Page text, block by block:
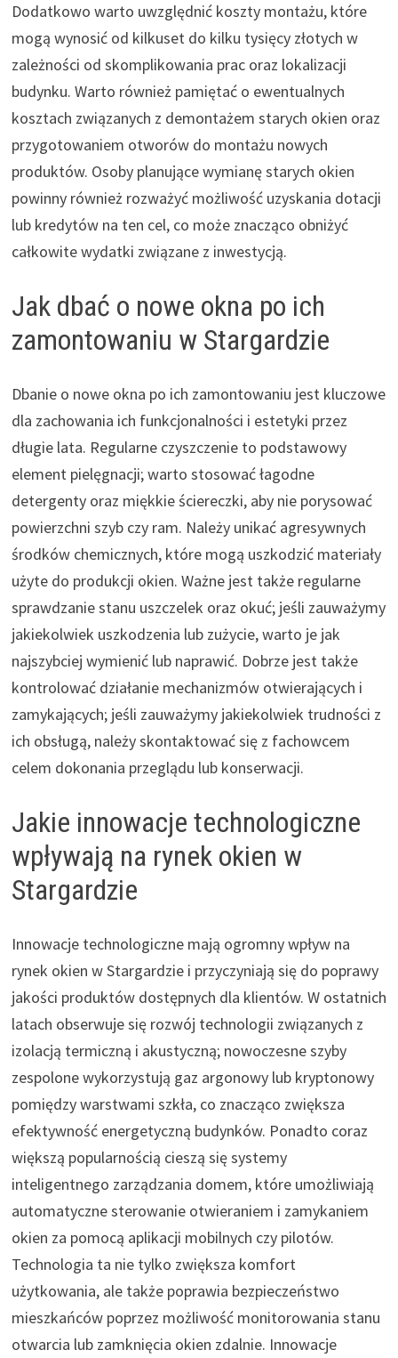
Dodatkowo warto uwzględnić koszty montażu, które
mogą wynosić od kilkuset do kilku tysięcy złotych w
zależności od skomplikowania prac oraz lokalizacji
budynku. Warto również pamiętać o ewentualnych
kosztach związanych z demontażem starych okien oraz
przygotowaniem otworów do montażu nowych
produktów. Osoby planujące wymianę starych okien
powinny również rozważyć możliwość uzyskania dotacji
lub kredytów na ten cel, co może znacząco obniżyć
całkowite wydatki związane z inwestycją.
Jak dbać o nowe okna po ich
zamontowaniu w Stargardzie
Dbanie o nowe okna po ich zamontowaniu jest kluczowe
dla zachowania ich funkcjonalności i estetyki przez
długie lata. Regularne czyszczenie to podstawowy
element pielęgnacji; warto stosować łagodne
detergenty oraz miękkie ściereczki, aby nie porysować
powierzchni szyb czy ram. Należy unikać agresywnych
środków chemicznych, które mogą uszkodzić materiały
użyte do produkcji okien. Ważne jest także regularne
sprawdzanie stanu uszczelek oraz okuć; jeśli zauważymy
jakiekolwiek uszkodzenia lub zużycie, warto je jak
najszybciej wymienić lub naprawić. Dobrze jest także
kontrolować działanie mechanizmów otwierających i
zamykających; jeśli zauważymy jakiekolwiek trudności z
ich obsługą, należy skontaktować się z fachowcem
celem dokonania przeglądu lub konserwacji.
Jakie innowacje technologiczne
wpływają na rynek okien w
Stargardzie
Innowacje technologiczne mają ogromny wpływ na
rynek okien w Stargardzie i przyczyniają się do poprawy
jakości produktów dostępnych dla klientów. W ostatnich
latach obserwuje się rozwój technologii związanych z
izolacją termiczną i akustyczną; nowoczesne szyby
zespolone wykorzystują gaz argonowy lub kryptonowy
pomiędzy warstwami szkła, co znacząco zwiększa
efektywność energetyczną budynków. Ponadto coraz
większą popularnością cieszą się systemy
inteligentnego zarządzania domem, które umożliwiają
automatyczne sterowanie otwieraniem i zamykaniem
okien za pomocą aplikacji mobilnych czy pilotów.
Technologia ta nie tylko zwiększa komfort
użytkowania, ale także poprawia bezpieczeństwo
mieszkańców poprzez możliwość monitorowania stanu
otwarcia lub zamknięcia okien zdalnie. Innowacje